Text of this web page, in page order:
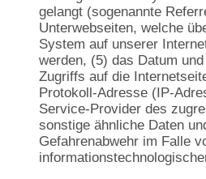
gelangt (sogenannte
Unterwebseiten, welche
System auf unserer
werden, (5) das Datum
Zugriffs auf die
Protokoll-Adresse (IP-
Service-Provider des
sonstige ähnliche Daten
Gefahrenabwehr im Falle